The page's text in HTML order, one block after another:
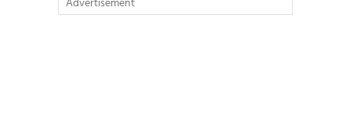
Advertisement